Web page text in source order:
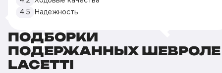
4.5
Надежность
ПОДБОРКИ
ПОДЕРЖАННЫХ ШЕВРОЛЕ
LACETTI